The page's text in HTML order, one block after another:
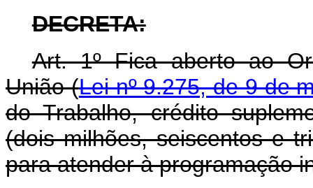
DECRETA:
Art. 1º Fica aberto ao
União (Lei nº 9.275, de 9 de
do Trabalho, crédito
(dois milhões, seiscentos e
para atender à programação